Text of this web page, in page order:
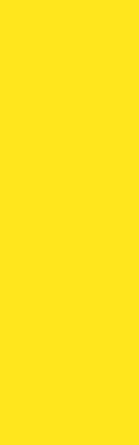
краска остается